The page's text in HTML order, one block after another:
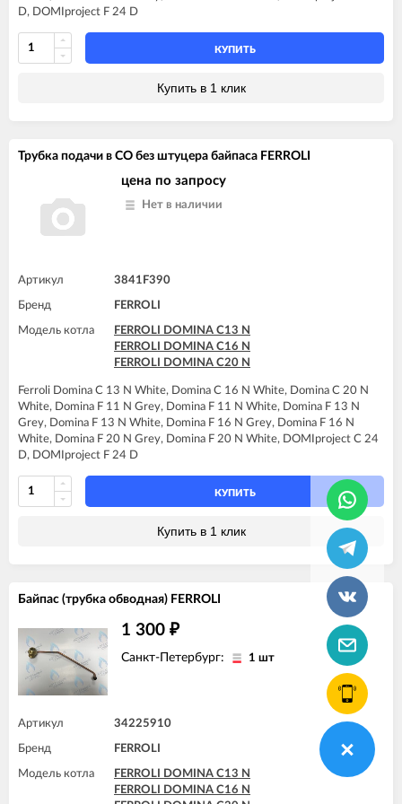
FERROLI DOMINA F20 N
FERROLI DOMIproject C32
FERROLI DOMIproject F32
FERROLI DOMItech C24
FERROLI DOMItech C24 D
FERROLI DOMItech F32
FERROLI DOMItech F32 D
D, DOMIproject F 24 D
КУПИТЬ
Купить в 1 клик
Трубка подачи в СО без штуцера байпаса FERROLI
цена по запросу
Нет в наличии
Артикул 3841F390
Бренд FERROLI
Модель котла
FERROLI DOMINA C13 N
FERROLI DOMINA C16 N
FERROLI DOMINA C20 N
Ferroli Domina C 13 N White, Domina C 16 N White, Domina C 20 N
White, Domina F 11 N Grey, Domina F 11 N White, Domina F 13 N
Grey, Domina F 13 N White, Domina F 16 N Grey, Domina F 16 N
White, Domina F 20 N Grey, Domina F 20 N White, DOMIproject C 24
D, DOMIproject F 24 D
КУПИТЬ
Купить в 1 клик
Байпас (трубка обводная) FERROLI
1 300 ₽
Санкт-Петербург: 1 шт
Артикул 34225910
Бренд FERROLI
Модель котла
FERROLI DOMINA C13 N
FERROLI DOMINA C16 N